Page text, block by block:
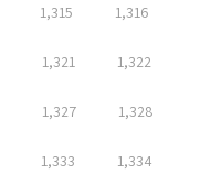
1,315 1,316
1,321 1,322
1,327 1,328
1,333 1,334